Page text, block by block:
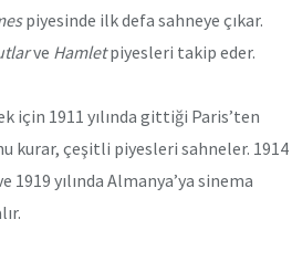
piyesinde ilk defa sahneye çıkar.
ve Hamletpiyesleri takip eder.
için 1911 yılında gittiği Paris’ten
kurar, çeşitli piyesleri sahneler. 1914
yılında Almanya’ya sinema